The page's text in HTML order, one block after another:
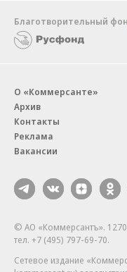
Благотворительный
О «Коммерсанте»
Архив
Контакты
Реклама
Вакансии
© АО «Коммерсантъ».
тел. +7 (495) 797-69-70.
Сетевое издание